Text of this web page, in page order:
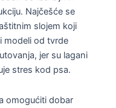
Najčešće se
slojem koji
modeli od tvrde
jer su lagani
stres kod psa.
omogućiti dobar